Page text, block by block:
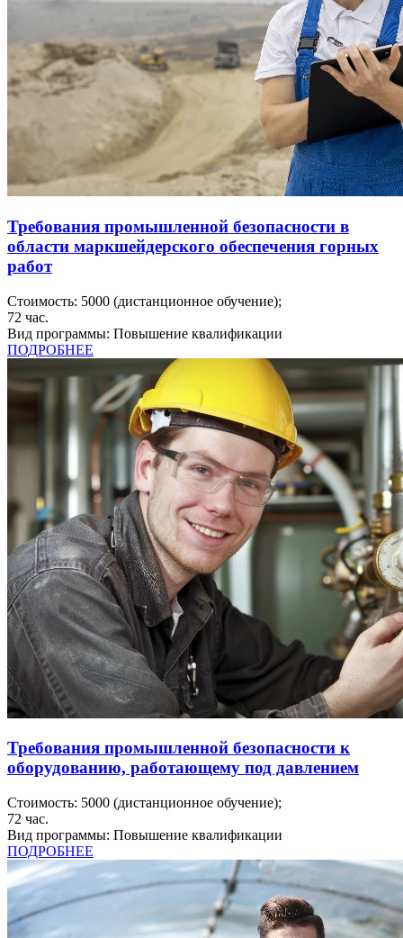
Требования промышленной безопасности в
области маркшейдерского обеспечения горных
работ
Стоимость: 5000 (дистанционное обучение);
72 час.
Вид программы: Повышение квалификации
ПОДРОБНЕЕ
Требования промышленной безопасности к
оборудованию, работающему под давлением
Стоимость: 5000 (дистанционное обучение);
72 час.
Вид программы: Повышение квалификации
ПОДРОБНЕЕ